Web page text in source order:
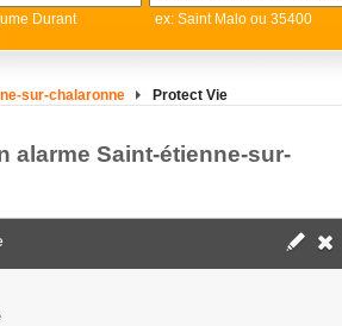
Durant ex: Saint Malo ou 35400
sur-chalaronne Protect Vie
alarme Saint-étienne-sur-